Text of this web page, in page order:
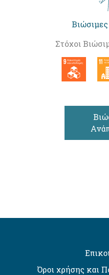
Στόχοι
Όροι χρήσης και